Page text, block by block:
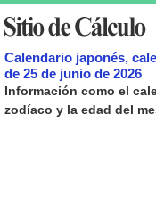
Calendario japonés,
de 25 de junio de 2026
Información como el
zodíaco y la edad del